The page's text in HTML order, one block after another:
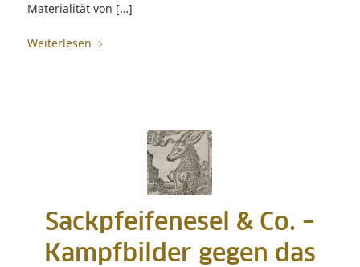
Materialität von […]
Weiterlesen
Sackpfeifenesel & Co. –
Kampfbilder gegen das